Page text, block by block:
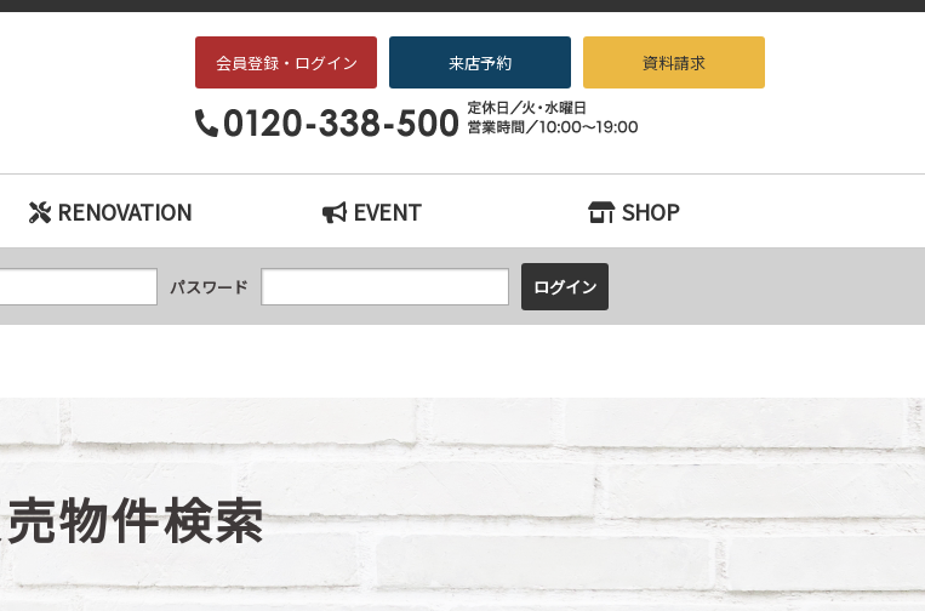
戸建て、中古マンションをお探しなら、『中古住宅×リノベーション専門店beans』へお任せください！
会員登録・ログイン 来店予約 資料請求
RENOVATION EVENT SHOP
パスワード
物件検索